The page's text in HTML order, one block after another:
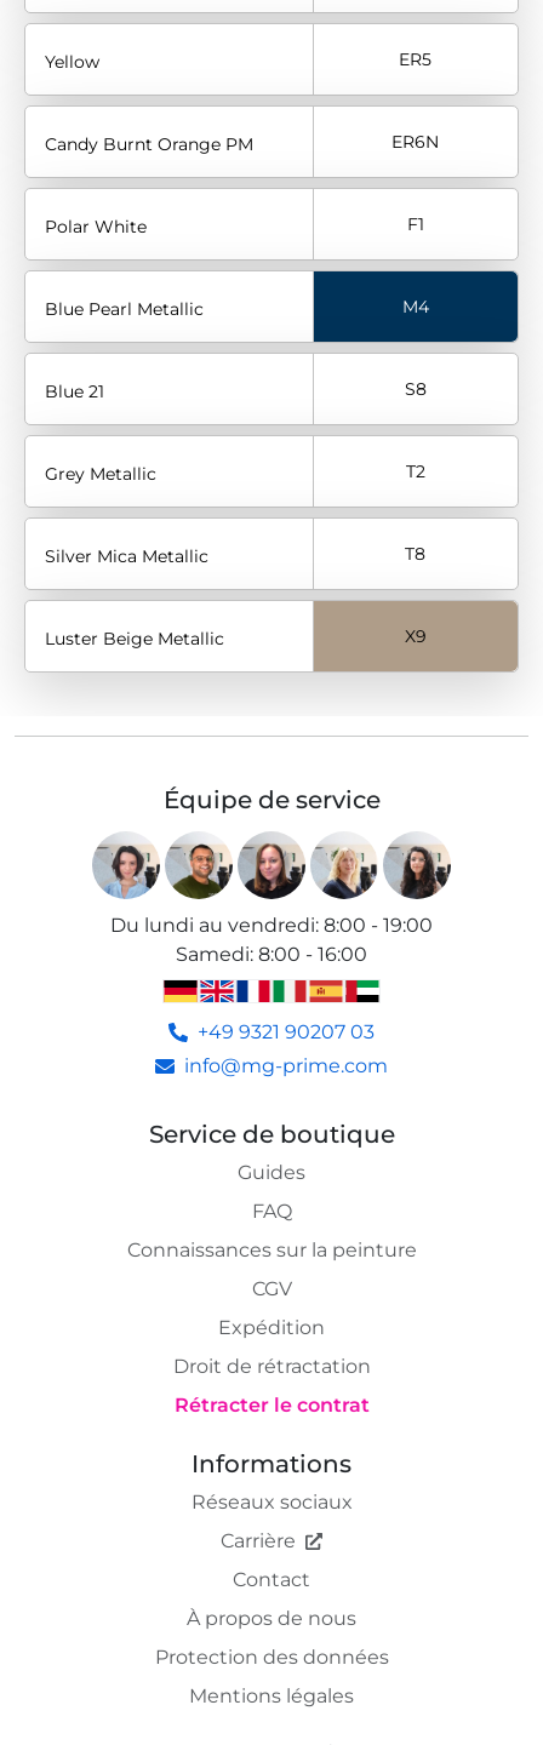
Yellow ER5
Candy Burnt Orange PM ER6N
Polar White F1
Blue Pearl Metallic M4
Blue 21 S8
Grey Metallic T2
Silver Mica Metallic T8
Luster Beige Metallic X9
Équipe de service
Du lundi au vendredi: 8:00 - 19:00
Samedi: 8:00 - 16:00
+49 9321 90207 03
info@mg-prime.com
Service de boutique
Guides
FAQ
Connaissances sur la peinture
CGV
Expédition
Droit de rétractation
Rétracter le contrat
Informations
Réseaux sociaux
Carrière
Contact
À propos de nous
Protection des données
Mentions légales